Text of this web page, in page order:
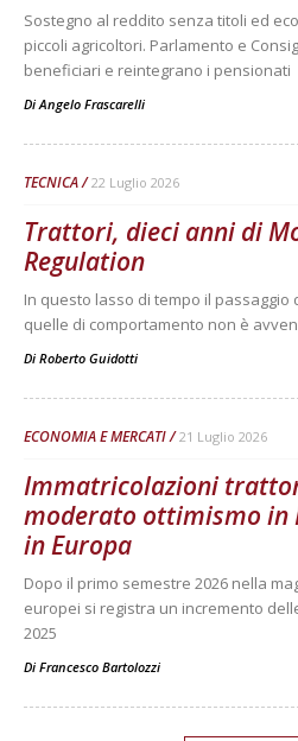
Sostegno al reddito senza titoli ed
piccoli agricoltori. Parlamento e
beneficiari e reintegrano i pensionati
Di Angelo Frascarelli
TECNICA 22 Luglio 2026
Trattori, dieci anni di
Regulation
In questo lasso di tempo il
quelle di comportamento non è
Di Roberto Guidotti
ECONOMIA E MERCATI 21 Luglio 2026
Immatricolazioni
moderato ottimismo in
in Europa
Dopo il primo semestre 2026 nella
europei si registra un incremento
2025
Di Francesco Bartolozzi